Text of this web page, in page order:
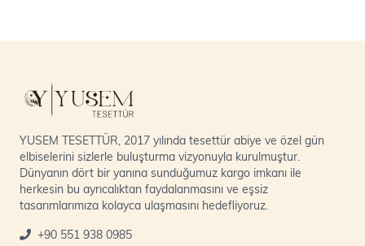
YUSEM TESETTÜR, 2017 yılında tesettür abiye ve özel gün
elbiselerini sizlerle buluşturma vizyonuyla kurulmuştur.
Dünyanın dört bir yanına sunduğumuz kargo imkanı ile
herkesin bu ayrıcalıktan faydalanmasını ve eşsiz
tasarımlarımıza kolayca ulaşmasını hedefliyoruz.
+90 551 938 0985